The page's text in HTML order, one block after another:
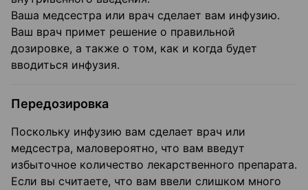
Ваша медсестра или врач сделает вам инфузию.
Ваш врач примет решение о правильной
дозировке, а также о том, как и когда будет
вводиться инфузия.
Передозировка
Поскольку инфузию вам сделает врач или
медсестра, маловероятно, что вам введут
избыточное количество лекарственного препарата.
Если вы считаете, что вам ввели слишком много